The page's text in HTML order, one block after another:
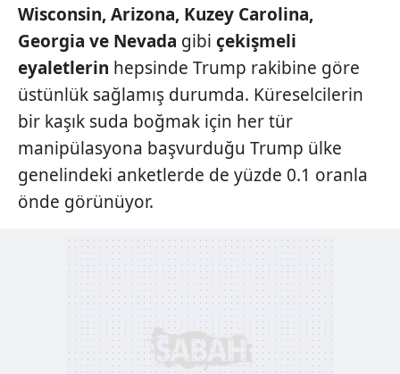
Wisconsin, Arizona, Kuzey Carolina,
Georgia ve Nevada gibi çekişmeli
eyaletlerin hepsinde Trump rakibine göre
üstünlük sağlamış durumda. Küreselcilerin
bir kaşık suda boğmak için her tür
manipülasyona başvurduğu Trump ülke
genelindeki anketlerde de yüzde 0.1 oranla
önde görünüyor.